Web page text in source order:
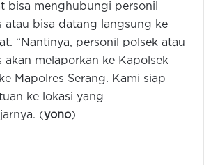
bisa menghubungi personil
atau bisa datang langsung ke
“Nantinya, personil polsek atau
akan melaporkan ke Kapolsek
Mapolres Serang. Kami siap
ke lokasi yang
(yono)